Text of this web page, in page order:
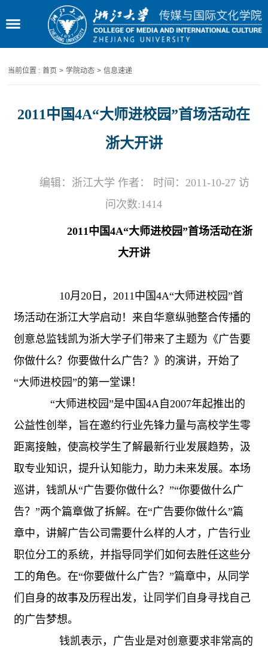
当前位置 : 首页 > 学院动态 > 信息速递
2011中国4A“大师进校园”首场活动在
浙大开讲
编辑：浙江大学 作者： 时间：2011-10-27 访
问次数:1414
2011中国4A“大师进校园”首场活动在浙
大开讲
10月20日，2011中国4A“大师进校园”首
场活动在浙江大学启动！来自华意纵驰整合传播的
创意总监钱凯为浙大学子们带来了主题为《广告要
你做什么？你要做什么广告？》的演讲，开始了
“大师进校园”的第一堂课！
“大师进校园”是中国4A自2007年起推出的
公益性创举，旨在邀约行业先锋力量与高校学生零
距离接触，使高校学生了解最新行业发展趋势，汲
取专业知识，提升认知能力，助力未来发展。本场
巡讲，钱凯从“广告要你做什么？”“你要做什么广
告？”两个篇章做了拆解。在“广告要你做什么”篇
章中，讲解广告公司需要什么样的人才，广告行业
职位分工的系统，并指导同学们如何去胜任这些分
工的角色。在“你要做什么广告？”篇章中，从同学
们自身的故事及历程出发，让同学们自身寻找自己
的广告梦想。
钱凯表示，广告业是对创意要求非常高的